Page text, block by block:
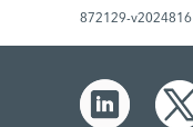
872129-v2024816